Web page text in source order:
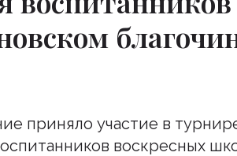
приняло участие в
воскресных